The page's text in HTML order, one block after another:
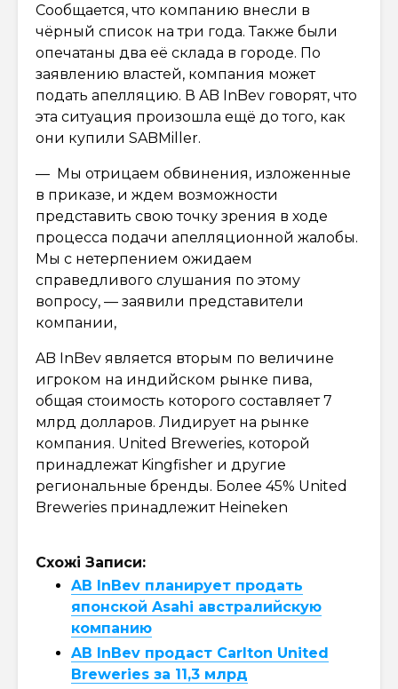
Сообщается, что компанию внесли в
чёрный список на три года. Также были
опечатаны два её склада в городе. По
заявлению властей, компания может
подать апелляцию. В AB InBev говорят, что
эта ситуация произошла ещё до того, как
они купили SABMiller.
— Мы отрицаем обвинения, изложенные
в приказе, и ждем возможности
представить свою точку зрения в ходе
процесса подачи апелляционной жалобы.
Мы с нетерпением ожидаем
справедливого слушания по этому
вопросу, — заявили представители
компании,
AB InBev является вторым по величине
игроком на индийском рынке пива,
общая стоимость которого составляет 7
млрд долларов. Лидирует на рынке
компания. United Breweries, которой
принадлежат Kingfisher и другие
региональные бренды. Более 45% United
Breweries принадлежит Heineken
Схожі Записи:
AB InBev планирует продать
японской Asahi австралийскую
компанию
AB InBev продаст Carlton United
Breweries за 11,3 млрд